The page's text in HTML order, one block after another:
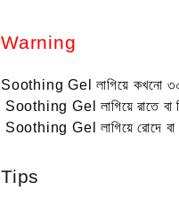
Warning‌
Soothing Gel লাগিয়ে কখনো ৩০
Soothing Gel লাগিয়ে রাতে বা
Soothing Gel লাগিয়ে রোদে বা
Tips